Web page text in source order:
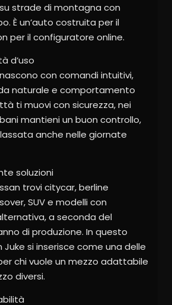
strade di montagna con
È un’auto costruita per il
per il configuratore online.
d’uso
con comandi intuitivi,
naturale e comportamento
ti muovi con sicurezza, nei
mantieni un buon controllo,
anche nelle giornate
soluzioni
trovi citycar, berline
SUV e modelli con
a seconda del
di produzione. In questo
si inserisce come una delle
chi vuole un mezzo adattabile
diversi.